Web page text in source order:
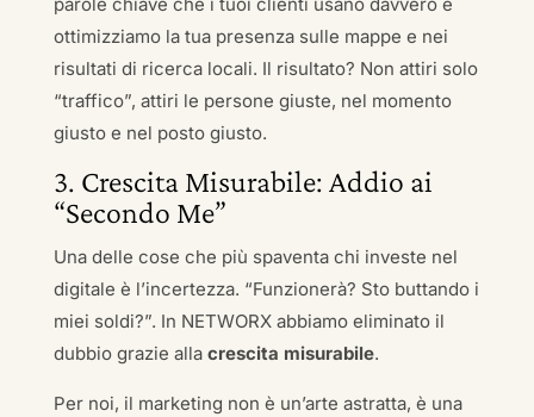
ottimizziamo la tua presenza sulle mappe e nei
risultati di ricerca locali. Il risultato? Non attiri solo
“traffico”, attiri le persone giuste, nel momento
giusto e nel posto giusto.
3. Crescita Misurabile: Addio ai
“Secondo Me”
Una delle cose che più spaventa chi investe nel
digitale è l’incertezza. “Funzionerà? Sto buttando i
miei soldi?”. In NETWORX abbiamo eliminato il
dubbio grazie alla crescita misurabile.
Per noi, il marketing non è un’arte astratta, è una